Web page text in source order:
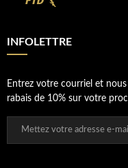
INFOLETTRE
Entrez votre courriel et
rabais de 10% sur votre